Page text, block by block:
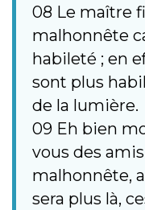
08 Le maître
malhonnête
habileté ; en
sont plus
de la lumière.
09 Eh bien
vous des
malhonnête,
sera plus là,